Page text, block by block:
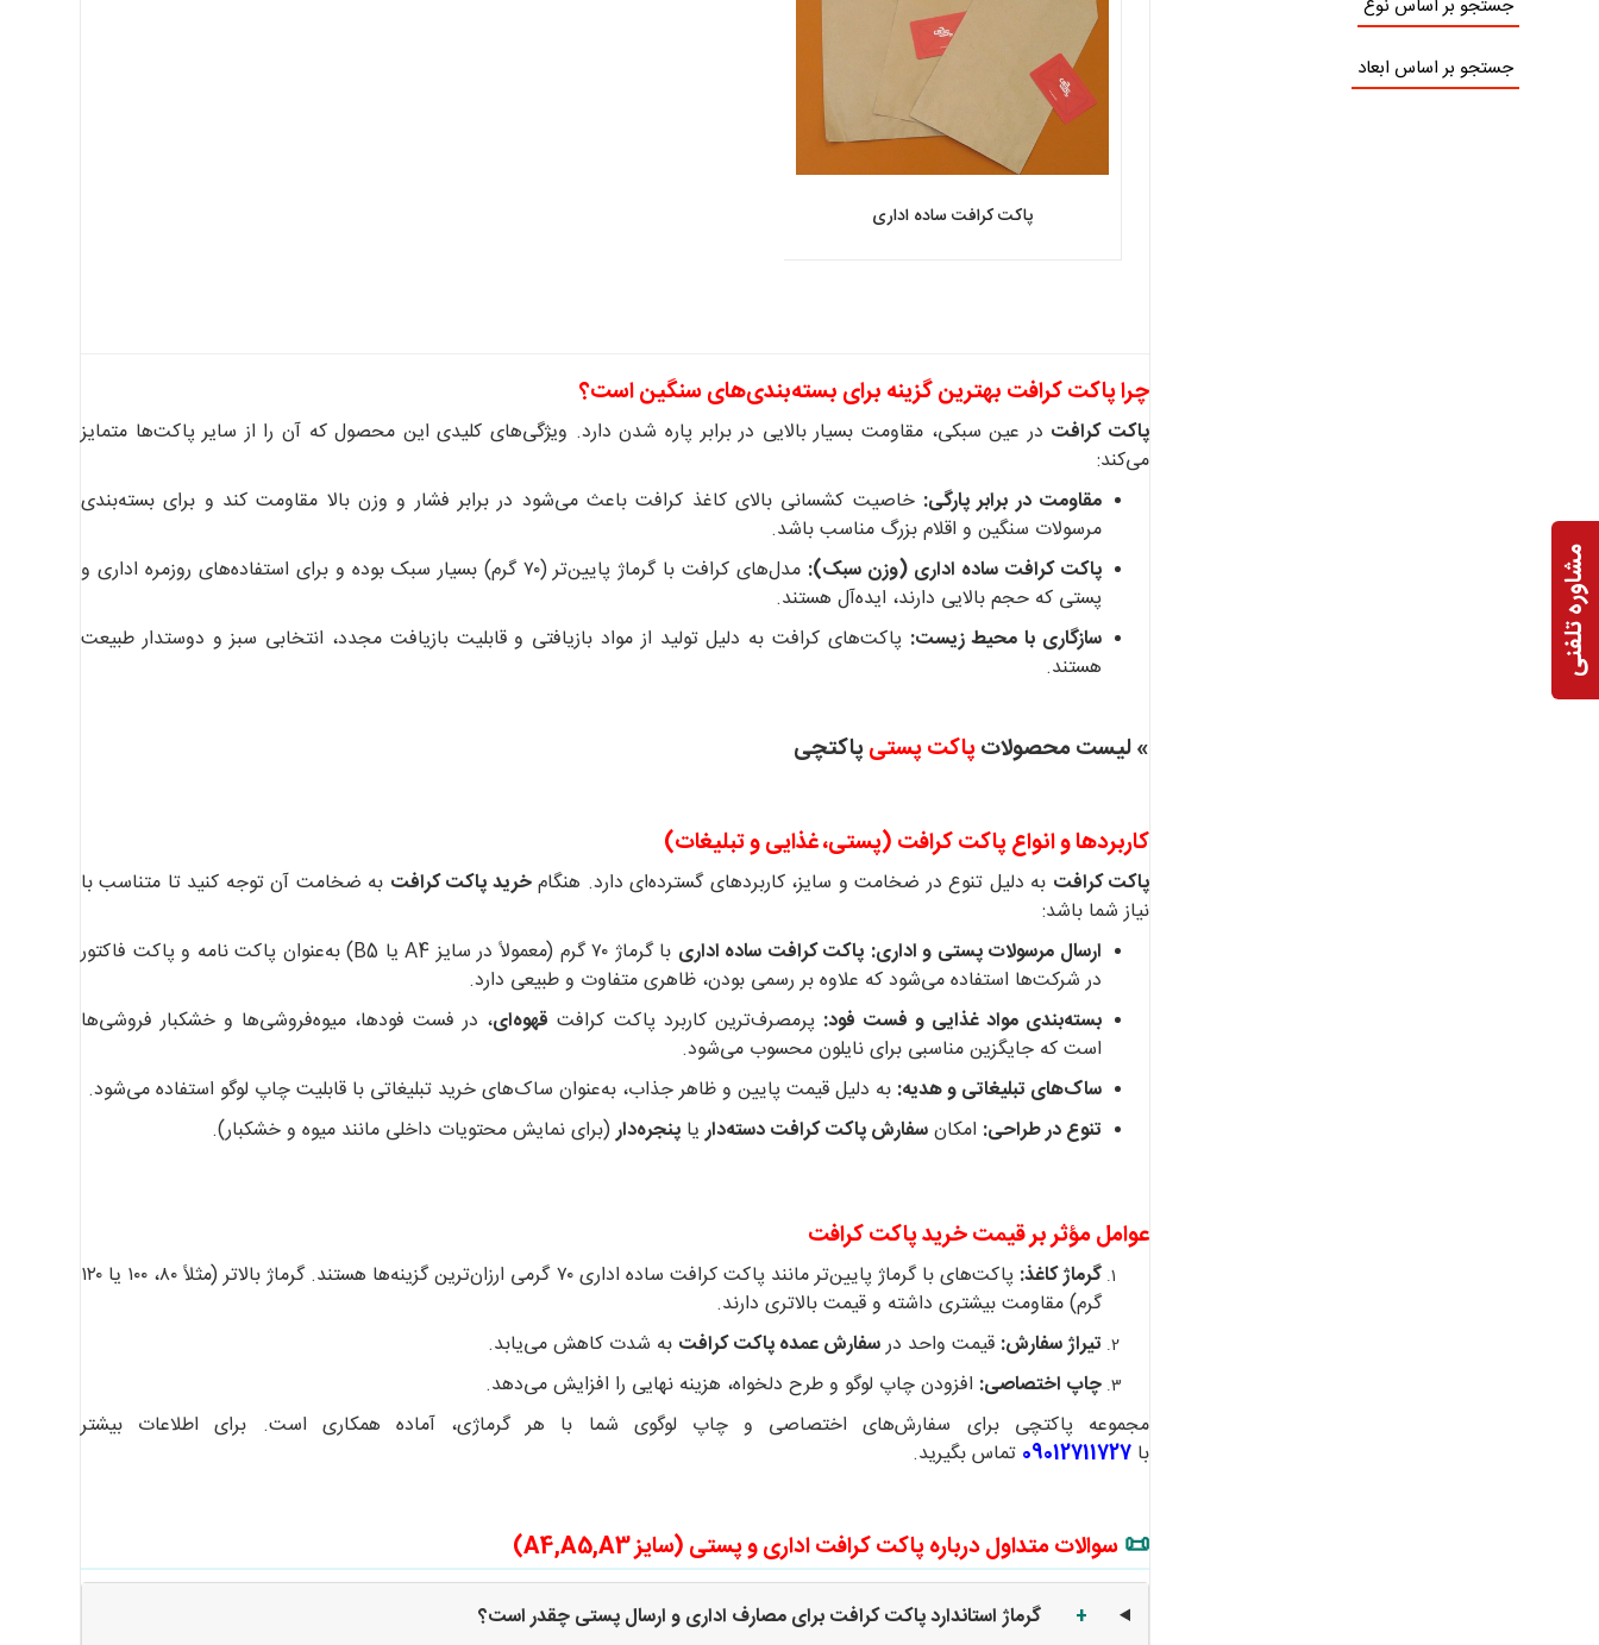
پاکت کرافت ساده اداری
چرا پاکت کرافت بهترین گزینه برای بسته‌بندی‌های سنگین است؟
پاکت کرافت در عین سبکی، مقاومت بسیار بالایی در برابر پاره شدن دارد. ویژگی‌های کلیدی این محصول که آن را از سایر پاکت‌ها متمایز
می‌کند:
مقاومت در برابر پارگی: خاصیت کشسانی بالای کاغذ کرافت باعث می‌شود در برابر فشار و وزن بالا مقاومت کند و برای بسته‌بندی
مرسولات سنگین و اقلام بزرگ مناسب باشد.
پاکت کرافت ساده اداری (وزن سبک):
مدل‌های کرافت با گرماژ پایین‌تر (۷۰ گرم) بسیار سبک بوده و برای استفاده‌های روزمره اداری و
پستی که حجم بالایی دارند، ایده‌آل هستند.
سازگاری با محیط زیست: پاکت‌های کرافت به دلیل تولید از مواد بازیافتی و قابلیت بازیافت مجدد، انتخابی سبز و دوستدار طبیعت
هستند.
» لیست محصولاتپاکت پستیپاکتچی
کاربردها و انواع پاکت کرافت (پستی، غذایی و تبلیغات)
پاکت کرافت به دلیل تنوع در ضخامت و سایز، کاربردهای گسترده‌ای دارد. هنگامخرید پاکت کرافت به ضخامت آن توجه کنید تا متناسب با
نیاز شما باشد:
ارسال مرسولات پستی و اداری: پاکت کرافت ساده اداری
با گرماژ ۷۰ گرم (معمولاً در سایز A4 یا B5) به‌عنوان پاکت نامه و پاکت فاکتور
در شرکت‌ها استفاده می‌شود که علاوه بر رسمی بودن، ظاهری متفاوت و طبیعی دارد.
بسته‌بندی مواد غذایی و فست فود: پرمصرف‌ترین کاربرد پاکت کرافت قهوه‌ای، در فست فودها، میوه‌فروشی‌ها و خشکبار فروشی‌ها
است که جایگزین مناسبی برای نایلون محسوب می‌شود.
ساک‌های تبلیغاتی و هدیه: به دلیل قیمت پایین و ظاهر جذاب، به‌عنوان ساک‌های خرید تبلیغاتی با قابلیت چاپ لوگو استفاده می‌شود.
تنوع در طراحی: امکانسفارش پاکت کرافت دسته‌داریا پنجره‌دار(برای نمایش محتویات داخلی مانند میوه و خشکبار).
عوامل مؤثر بر قیمت خرید پاکت کرافت
گرماژ کاغذ:
پاکت‌های با گرماژ پایین‌تر مانند پاکت کرافت ساده اداری ۷۰ گرمی ارزان‌ترین گزینه‌ها هستند. گرماژ بالاتر (مثلاً ۸۰، ۱۰۰ یا ۱۲۰
گرم) مقاومت بیشتری داشته و قیمت بالاتری دارند.
تیراژ سفارش: قیمت واحد درسفارش عمده پاکت کرافت به شدت کاهش می‌یابد.
چاپ اختصاصی: افزودن چاپ لوگو و طرح دلخواه، هزینه نهایی را افزایش می‌دهد.
مجموعه پاکتچی برای سفارش‌های اختصاصی و چاپ لوگوی شما با هر گرماژی، آماده همکاری است. برای اطلاعات بیشتر
با 09012711727 تماس بگیرید.
📜 سوالات متداول درباره پاکت کرافت اداری و پستی (سایز A4,A5,A3)
+ گرماژ استاندارد پاکت کرافت برای مصارف اداری و ارسال پستی چقدر است؟
جستجو بر اساس نوع
جستجو بر اساس ابعاد
مشاوره تلفنی